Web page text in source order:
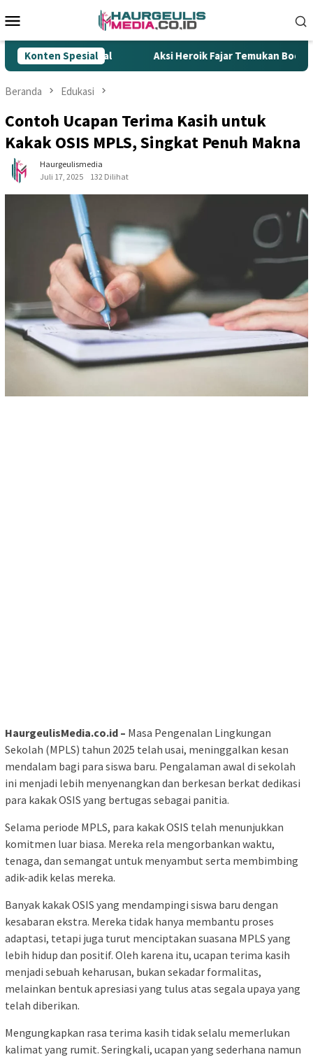
ke
Mobile
Konten Spesial
Rokok Ilegal Aksi Heroik Fajar Temukan Bocah
Beranda Edukasi
Contoh Ucapan Terima Kasih untuk
Kakak OSIS MPLS, Singkat Penuh Makna
Haurgeulismedia
Juli 17, 2025
132 Dilihat
HaurgeulisMedia.co.id – Masa Pengenalan Lingkungan
Sekolah (MPLS) tahun 2025 telah usai, meninggalkan kesan
mendalam bagi para siswa baru. Pengalaman awal di sekolah
ini menjadi lebih menyenangkan dan berkesan berkat dedikasi
para kakak OSIS yang bertugas sebagai panitia.
Selama periode MPLS, para kakak OSIS telah menunjukkan
komitmen luar biasa. Mereka rela mengorbankan waktu,
tenaga, dan semangat untuk menyambut serta membimbing
adik-adik kelas mereka.
Banyak kakak OSIS yang mendampingi siswa baru dengan
kesabaran ekstra. Mereka tidak hanya membantu proses
adaptasi, tetapi juga turut menciptakan suasana MPLS yang
lebih hidup dan positif. Oleh karena itu, ucapan terima kasih
menjadi sebuah keharusan, bukan sekadar formalitas,
melainkan bentuk apresiasi yang tulus atas segala upaya yang
telah diberikan.
Mengungkapkan rasa terima kasih tidak selalu memerlukan
kalimat yang rumit. Seringkali, ucapan yang sederhana namun